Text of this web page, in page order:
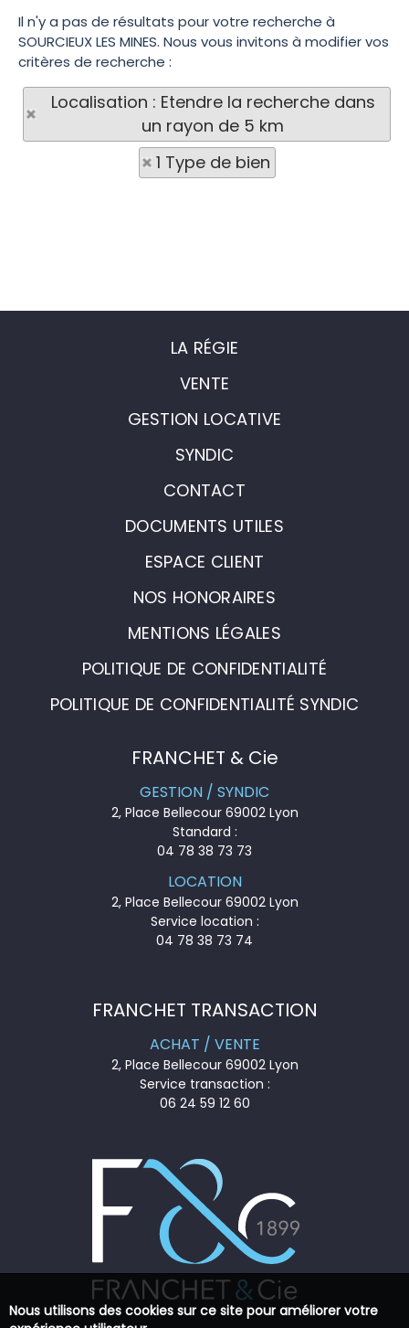
Il n'y a pas de résultats pour votre recherche à
SOURCIEUX LES MINES. Nous vous invitons à modifier vos
critères de recherche :
Localisation : Etendre la recherche dans
un rayon de 5 km
1 Type de bien
LA RÉGIE
VENTE
GESTION LOCATIVE
SYNDIC
CONTACT
DOCUMENTS UTILES
ESPACE CLIENT
NOS HONORAIRES
MENTIONS LÉGALES
POLITIQUE DE CONFIDENTIALITÉ
POLITIQUE DE CONFIDENTIALITÉ SYNDIC
FRANCHET & Cie
GESTION / SYNDIC
2, Place Bellecour 69002 Lyon
Standard :
04 78 38 73 73
LOCATION
2, Place Bellecour 69002 Lyon
Service location :
04 78 38 73 74
FRANCHET TRANSACTION
ACHAT / VENTE
2, Place Bellecour 69002 Lyon
Service transaction :
06 24 59 12 60
Nous utilisons des cookies sur ce site pour améliorer votre